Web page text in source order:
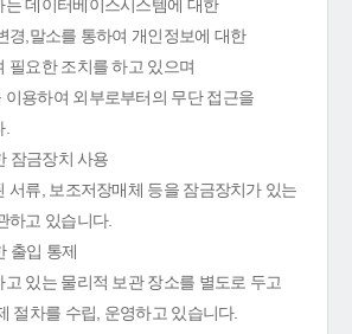
는 데이터베이스시스템에 대한
경,말소를 통하여 개인정보에 대한
필요한 조치를 하고 있으며
이용하여 외부로부터의 무단 접근을
잠금장치 사용
서류, 보조저장매체 등을 잠금장치가 있는
하고 있습니다.
출입 통제
있는 물리적 보관 장소를 별도로 두고
절차를 수립, 운영하고 있습니다.